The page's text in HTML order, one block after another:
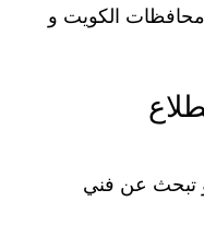
الكويت و
تبحث عن فني